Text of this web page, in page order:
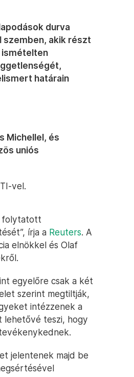
durva
szemben, akik részt
ismételten
határain
Michellel, és
uniós
vel.
folytatott
írja a Reuters. A
elnökkel és Olaf
egyelőre csak a két
szerint megtiltják,
intézzenek a
lehetővé teszi, hogy
jelentenek majd be